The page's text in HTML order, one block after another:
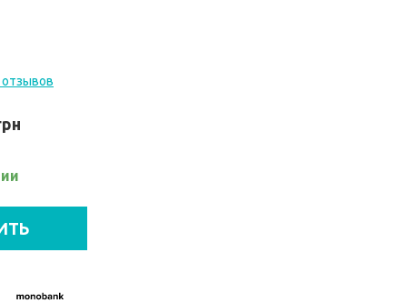
отзывов